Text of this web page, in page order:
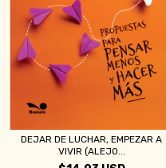
DEJAR DE LUCHAR, EMPEZAR A
VIVIR (ALEJO...